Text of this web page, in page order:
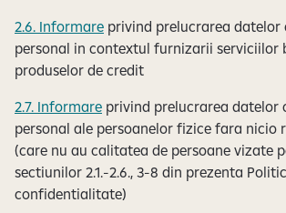
2.6. Informare privind prelucrarea datelor
personal in contextul furnizarii serviciilor
produselor de credit
2.7. Informare privind prelucrarea datelor
personal ale persoanelor fizice fara nicio
(care nu au calitatea de persoane vizate
sectiunilor 2.1.-2.6., 3-8 din prezenta
confidentialitate)